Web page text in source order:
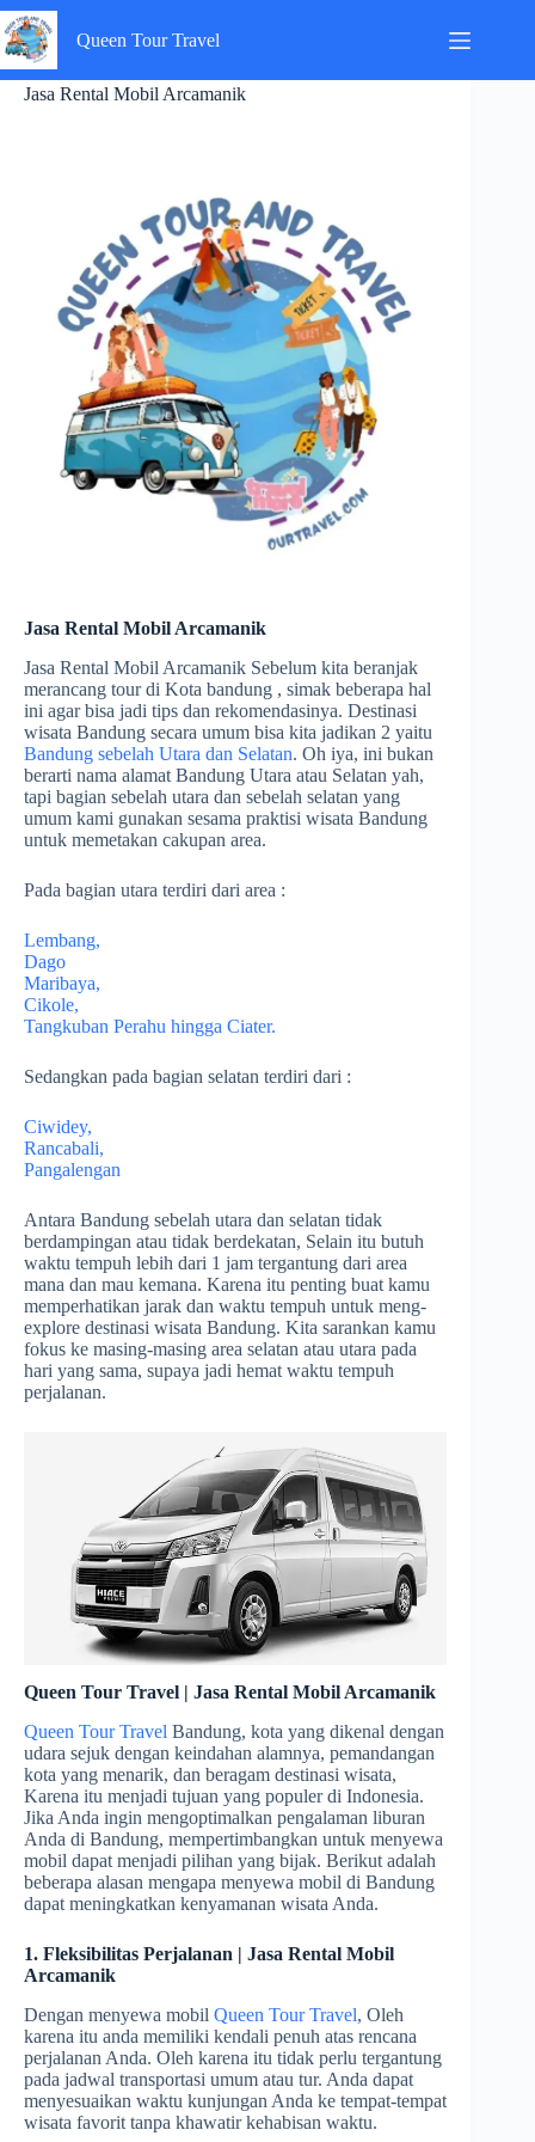
Skip
to
content
Queen Tour Travel
Jasa Rental Mobil Arcamanik
Jasa Rental Mobil Arcamanik
Jasa Rental Mobil Arcamanik Sebelum kita beranjak
merancang tour di Kota bandung , simak beberapa hal
ini agar bisa jadi tips dan rekomendasinya. Destinasi
wisata Bandung secara umum bisa kita jadikan 2 yaitu
Bandung sebelah Utara dan Selatan. Oh iya, ini bukan
berarti nama alamat Bandung Utara atau Selatan yah,
tapi bagian sebelah utara dan sebelah selatan yang
umum kami gunakan sesama praktisi wisata Bandung
untuk memetakan cakupan area.
Pada bagian utara terdiri dari area :
Lembang,
Dago
Maribaya,
Cikole,
Tangkuban Perahu hingga Ciater.
Sedangkan pada bagian selatan terdiri dari :
Ciwidey,
Rancabali,
Pangalengan
Antara Bandung sebelah utara dan selatan tidak
berdampingan atau tidak berdekatan, Selain itu butuh
waktu tempuh lebih dari 1 jam tergantung dari area
mana dan mau kemana. Karena itu penting buat kamu
memperhatikan jarak dan waktu tempuh untuk meng-
explore destinasi wisata Bandung. Kita sarankan kamu
fokus ke masing-masing area selatan atau utara pada
hari yang sama, supaya jadi hemat waktu tempuh
perjalanan.
Queen Tour Travel | Jasa Rental Mobil Arcamanik
Queen Tour Travel Bandung, kota yang dikenal dengan
udara sejuk dengan keindahan alamnya, pemandangan
kota yang menarik, dan beragam destinasi wisata,
Karena itu menjadi tujuan yang populer di Indonesia.
Jika Anda ingin mengoptimalkan pengalaman liburan
Anda di Bandung, mempertimbangkan untuk menyewa
mobil dapat menjadi pilihan yang bijak. Berikut adalah
beberapa alasan mengapa menyewa mobil di Bandung
dapat meningkatkan kenyamanan wisata Anda.
1. Fleksibilitas Perjalanan | Jasa Rental Mobil
Arcamanik
Dengan menyewa mobil Queen Tour Travel, Oleh
karena itu anda memiliki kendali penuh atas rencana
perjalanan Anda. Oleh karena itu tidak perlu tergantung
pada jadwal transportasi umum atau tur. Anda dapat
menyesuaikan waktu kunjungan Anda ke tempat-tempat
wisata favorit tanpa khawatir kehabisan waktu.